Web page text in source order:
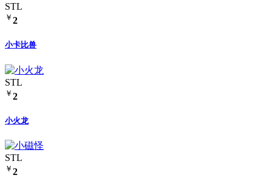
STL
￥ 2
小卡比兽
STL
￥ 2
小火龙
STL
￥ 2